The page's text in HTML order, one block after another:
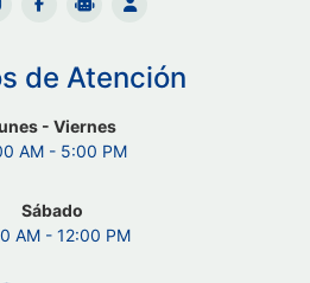
de Atención
- Viernes
AM - 5:00 PM
Sábado
AM - 12:00 PM